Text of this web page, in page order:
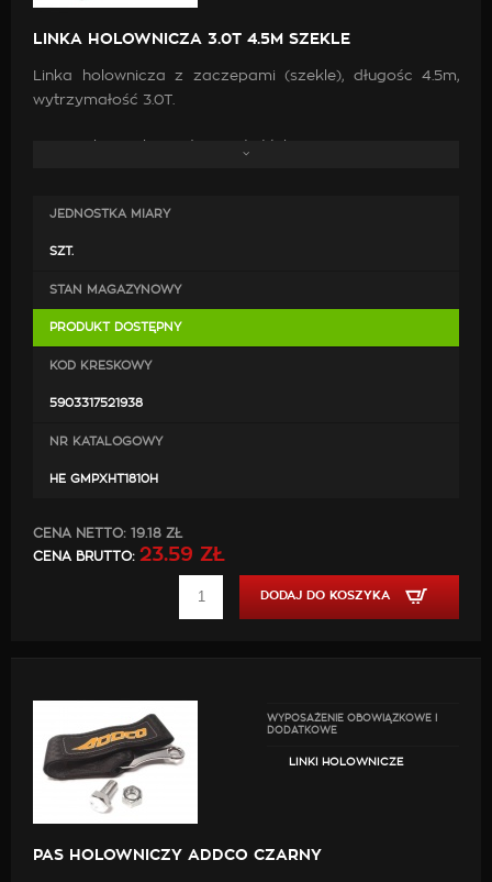
LINKA HOLOWNICZA 3.0T 4.5M SZEKLE
Linka holownicza z zaczepami (szekle), długośc 4.5m,
wytrzymałość 3.0T.
zabezpieczeniem przed wypięciem,
posiada certyfikaty CE, TUV
JEDNOSTKA MIARY
SZT.
STAN MAGAZYNOWY
PRODUKT DOSTĘPNY
KOD KRESKOWY
5903317521938
NR KATALOGOWY
HE GMPXHT1810H
CENA NETTO: 19.18 ZŁ
CENA BRUTTO: 23.59 ZŁ
DODAJ DO KOSZYKA
WYPOSAŻENIE OBOWIĄZKOWE I
DODATKOWE
LINKI HOLOWNICZE
PAS HOLOWNICZY ADDCO CZARNY